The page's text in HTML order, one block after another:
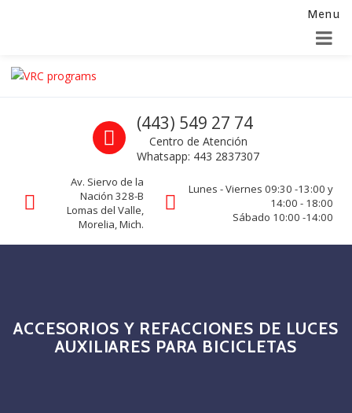
Menu
Skip to navigation
Skip to content
La seguridad de su empresa es nuestro negocio.
Call us
(443) 549 27 74
Centro de Atención
Whatsapp: 443 2837307
Av. Siervo de la
Nación 328-B
Lomas del Valle,
Morelia, Mich.
Lunes - Viernes 09:30 -13:00 y
14:00 - 18:00
Sábado 10:00 -14:00
ACCESORIOS Y REFACCIONES DE LUCES
AUXILIARES PARA BICICLETAS